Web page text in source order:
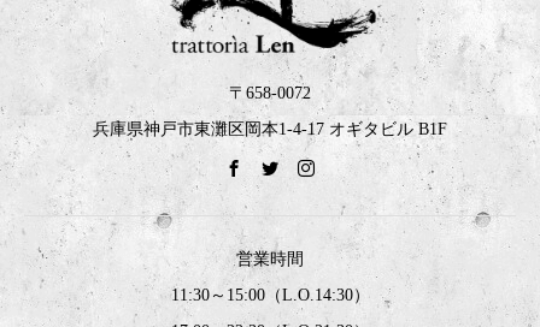
〒658-0072
兵庫県神戸市東灘区岡本1-4-17 オギタビル B1F
営業時間
11:30～15:00（L.O.14:30）